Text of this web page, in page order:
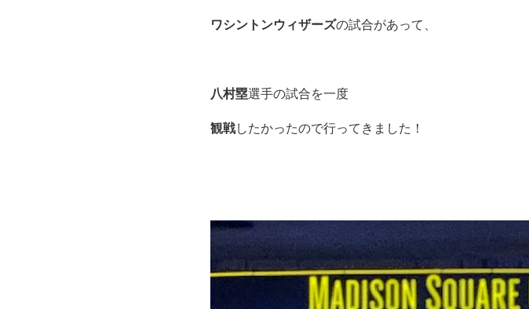
ワシントンウィザーズの試合があって、
八村塁選手の試合を一度
観戦したかったので行ってきました！